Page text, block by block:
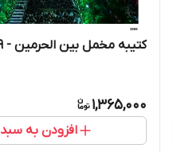
کتیبه مخمل بین الحرمین - 3809
1,365,000
افزودن به سبد